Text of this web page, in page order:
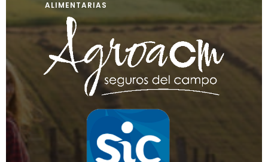
ALIMENTARIAS